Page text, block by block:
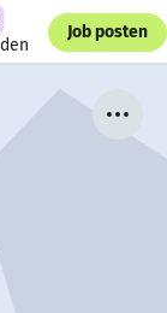
Job posten